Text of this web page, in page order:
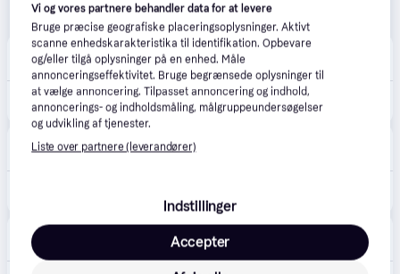
BilligVVS 4.6(55)
39 kr. fragt,5-7 dage
Eglo Z Genovese loftlampe 1.399 kr.
VVS-Eksperten.dk
39 kr. fragt,5-7 dage
4-5 dage
Vi og vores partnere behandler data for at levere
Bruge præcise geografiske placeringsoplysninger. Aktivt
scanne enhedskarakteristika til identifikation. Opbevare
og/eller tilgå oplysninger på en enhed. Måle
annonceringseffektivitet. Bruge begrænsede oplysninger til
at vælge annoncering. Tilpasset annoncering og indhold,
annoncerings- og indholdsmåling, målgruppeundersøgelser
og udvikling af tjenester.
Liste over partnere (leverandører)
Indstillinger
Accepter